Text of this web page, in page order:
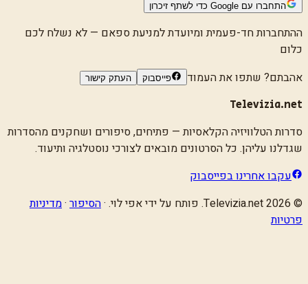
התחברו עם Google כדי לשתף זיכרון
ההתחברות חד-פעמית ומיועדת למניעת ספאם — לא נשלח לכם
כלום
אהבתם? שתפו את העמוד
פייסבוק העתק קישור
Televizia.net
סדרות הטלוויזיה הקלאסיות— פתיחים, סיפורים ושחקנים מהסדרות
שגדלנו עליהן. כל הסרטונים מובאים לצורכי נוסטלגיה ותיעוד.
עקבו אחרינו בפייסבוק
©
2026
Televizia.net. פותח על ידי אפי לוי. ·הסיפור ·מדיניות
פרטיות